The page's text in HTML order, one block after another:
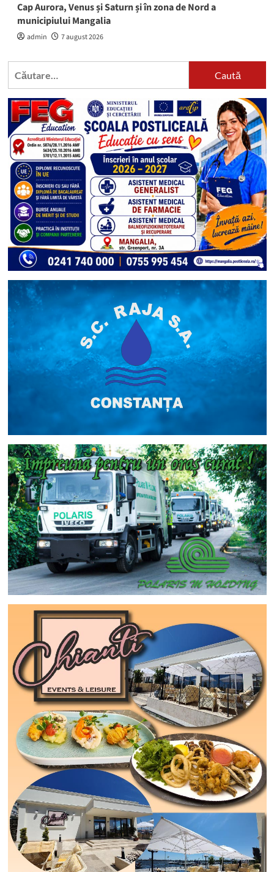
Cap Aurora, Venus și Saturn și în zona de Nord a
municipiului Mangalia
admin 7 august 2026
Caută